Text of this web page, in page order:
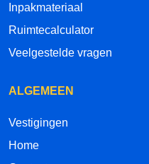
Inpakmateriaal
Ruimtecalculator
Veelgestelde vragen
ALGEMEEN
Vestigingen
Home